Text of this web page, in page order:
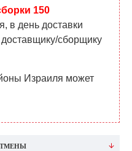
150
в день доставки
сборщику
Израиля может